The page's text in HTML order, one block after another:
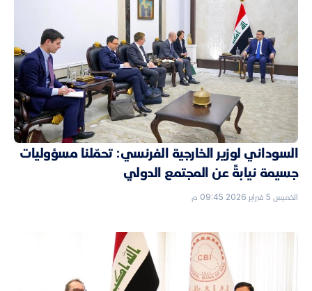
السوداني لوزير الخارجية الفرنسي: تحمّلنا مسؤوليات
جسيمة نيابةً عن المجتمع الدولي
الخميس 5 فبراير 2026 09:45 م